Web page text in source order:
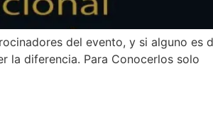
del evento, y si alguno es
la diferencia. Para Conocerlos solo